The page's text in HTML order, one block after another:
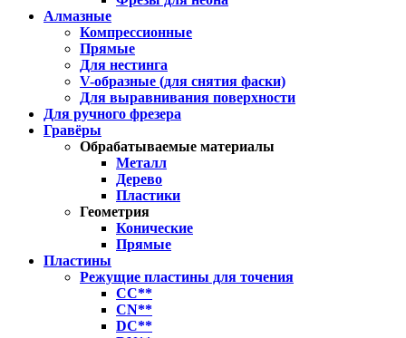
Алмазные
Компрессионные
Прямые
Для нестинга
V-образные (для снятия фаски)
Для выравнивания поверхности
Для ручного фрезера
Гравёры
Обрабатываемые материалы
Металл
Дерево
Пластики
Геометрия
Конические
Прямые
Пластины
Режущие пластины для точения
CC**
CN**
DC**